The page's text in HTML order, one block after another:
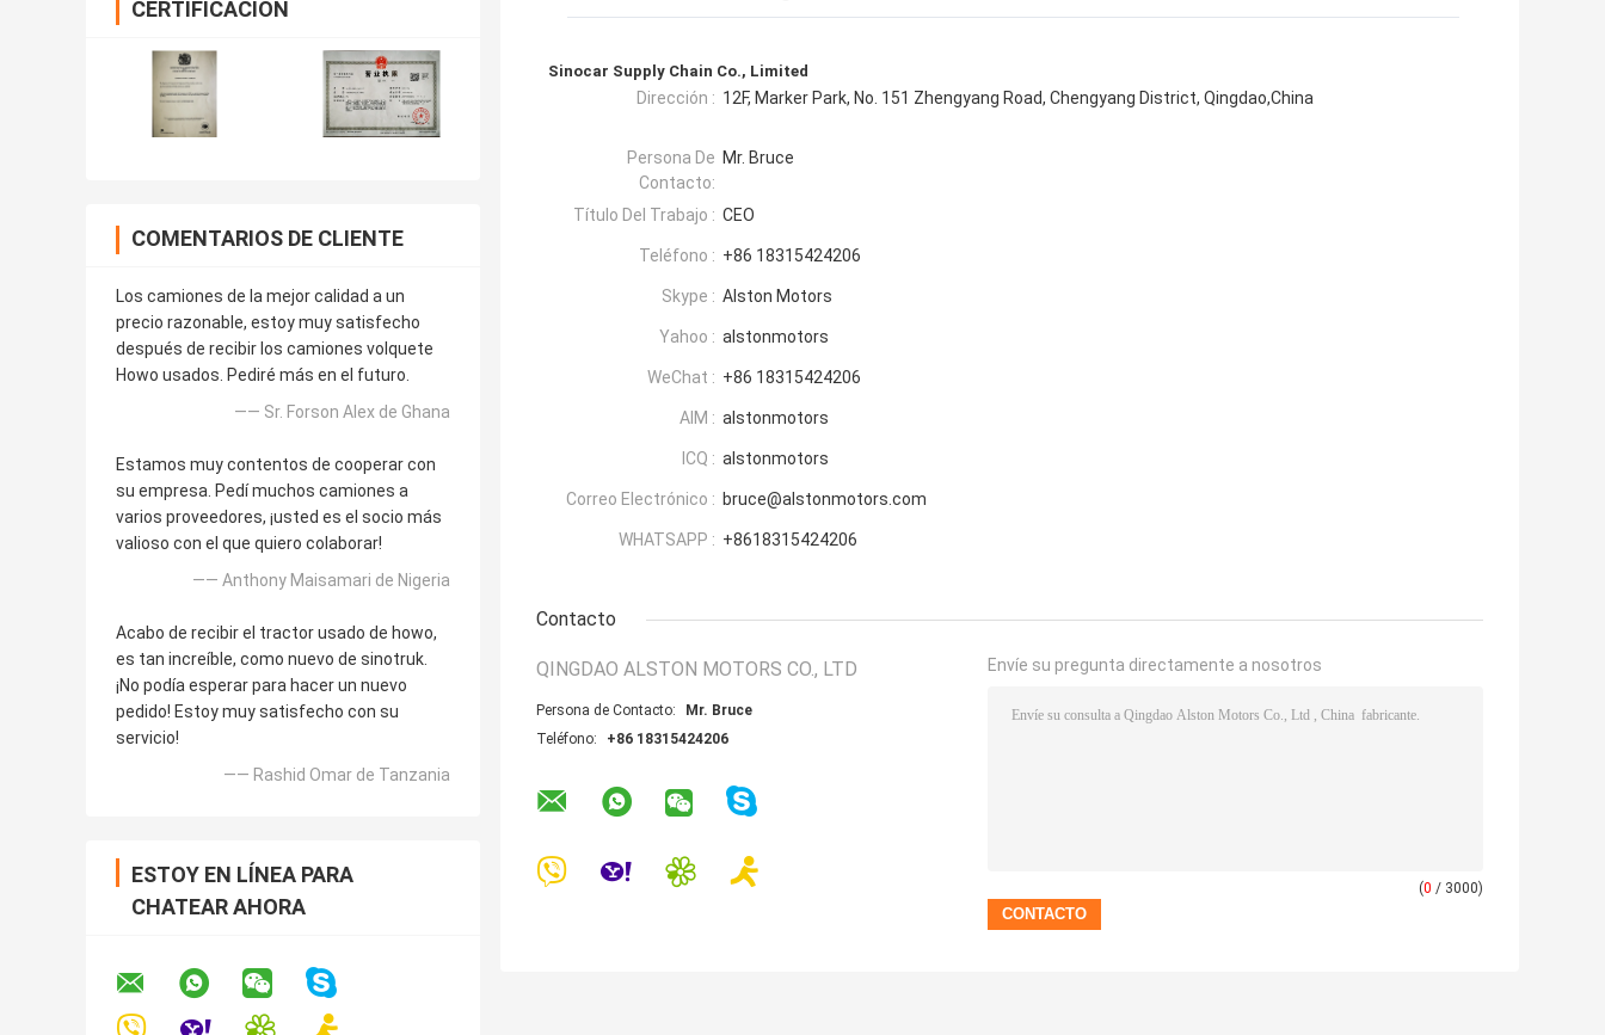
CERTIFICACIÓN
COMENTARIOS DE CLIENTE
Los camiones de la mejor calidad a un
precio razonable, estoy muy satisfecho
después de recibir los camiones volquete
Howo usados. Pediré más en el futuro.
—— Sr. Forson Alex de Ghana
Estamos muy contentos de cooperar con
su empresa. Pedí muchos camiones a
varios proveedores, ¡usted es el socio más
valioso con el que quiero colaborar!
—— Anthony Maisamari de Nigeria
Acabo de recibir el tractor usado de howo,
es tan increíble, como nuevo de sinotruk.
¡No podía esperar para hacer un nuevo
pedido! Estoy muy satisfecho con su
servicio!
—— Rashid Omar de Tanzania
ESTOY EN LÍNEA PARA
CHATEAR AHORA
Sinocar Supply Chain Co., Limited
Dirección : 12F, Marker Park, No. 151 Zhengyang Road, Chengyang District, Qingdao,China
Persona De
Contacto:
Mr. Bruce
Título Del Trabajo : CEO
Teléfono : +86 18315424206
Skype : Alston Motors
Yahoo : alstonmotors
WeChat : +86 18315424206
AIM : alstonmotors
ICQ : alstonmotors
Correo Electrónico : bruce@alstonmotors.com
WHATSAPP : +8618315424206
Contacto
QINGDAO ALSTON MOTORS CO., LTD
Persona de Contacto:
Mr. Bruce
Teléfono:
+86 18315424206
Envíe su pregunta directamente a nosotros
(0 / 3000)